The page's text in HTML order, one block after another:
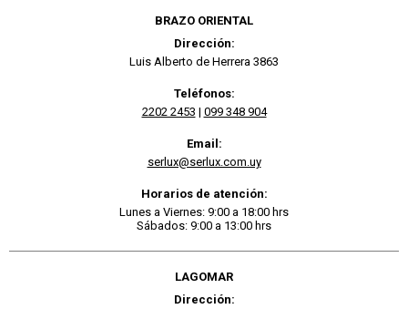
BRAZO ORIENTAL
Dirección:
Luis Alberto de Herrera 3863
Teléfonos:
2202 2453 | 099 348 904
Email:
serlux@serlux.com.uy
Horarios de atención:
Lunes a Viernes: 9:00 a 18:00 hrs
Sábados: 9:00 a 13:00 hrs
LAGOMAR
Dirección: